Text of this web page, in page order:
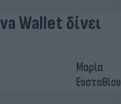
Wallet δίνει
Μαρία
Ευσταθίου